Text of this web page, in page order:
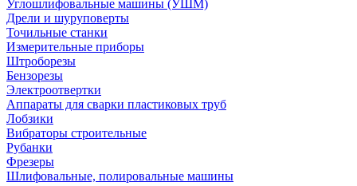
Углошлифовальные машины (УШМ)
Дрели и шуруповерты
Точильные станки
Измерительные приборы
Штроборезы
Бензорезы
Электроотвертки
Аппараты для сварки пластиковых труб
Лобзики
Вибраторы строительные
Рубанки
Фрезеры
Шлифовальные, полировальные машины